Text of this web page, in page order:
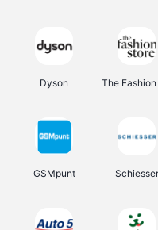
Dyson
GSMpunt Schiesser